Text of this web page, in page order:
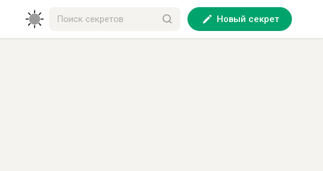
Новый секрет